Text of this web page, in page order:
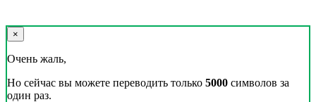
×
Очень жаль,
Но сейчас вы можете переводить только 5000 символов за
один раз.